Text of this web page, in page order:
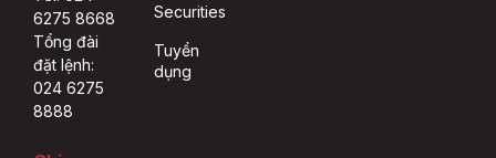
6275 8668
Tổng đài
đặt lệnh:
024 6275
8888
Securities
Tuyển
dụng